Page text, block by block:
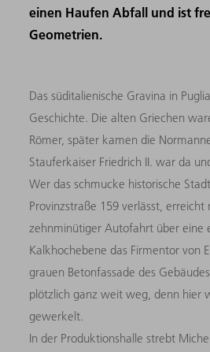
einen Haufen Abfall und ist
Geometrien.
Das süditalienische Gravina in
Geschichte. Die alten Griechen
Römer, später kamen die
Stauferkaiser Friedrich II. war da
Wer das schmucke historische
Provinzstraße 159 verlässt, erreicht
zehnminütiger Autofahrt über eine
Kalkhochebene das Firmentor von
grauen Betonfassade des
plötzlich ganz weit weg, denn hier
gewerkelt.
In der Produktionshalle strebt